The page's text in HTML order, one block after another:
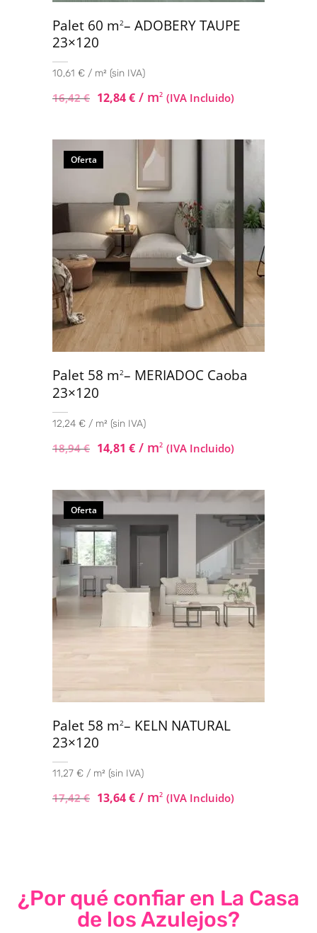
Palet 60 m2– ADOBERY TAUPE
23×120
10,61 € / m² (sin IVA)
16,42€ 12,84€ / m2 (IVA Incluido)
Oferta
Palet 58 m2– MERIADOC Caoba
23×120
12,24 € / m² (sin IVA)
18,94€ 14,81 € / m2 (IVA Incluido)
Oferta
Palet 58 m2– KELN NATURAL
23×120
11,27 € / m² (sin IVA)
17,42€ 13,64€ / m2 (IVA Incluido)
¿Por qué confiar en La Casa
de los Azulejos?